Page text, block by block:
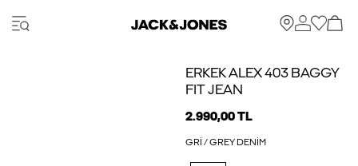
ERKEK ALEX 403 BAGGY
FIT JEAN
2.990,00 TL
GRI / GREY DENIM